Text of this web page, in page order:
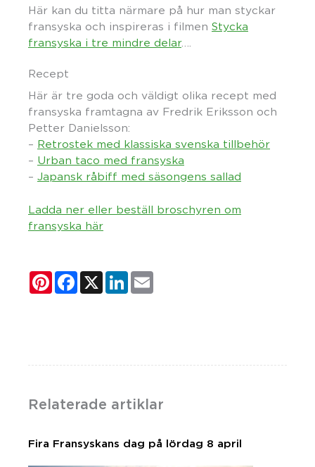
Här kan du titta närmare på hur man styckar
fransyska och inspireras i filmen Stycka
fransyska i tre mindre delar….
Recept
Här är tre goda och väldigt olika recept med
fransyska framtagna av Fredrik Eriksson och
Petter Danielsson:
– Retrostek med klassiska svenska tillbehör
– Urban taco med fransyska
– Japansk råbiff med säsongens sallad
Ladda ner eller beställ broschyren om
fransyska här
PinterestFacebook
X LinkedIn
Relaterade artiklar
Fira Fransyskans dag på lördag 8 april